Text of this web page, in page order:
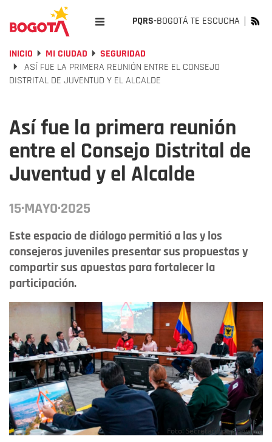
PQRS-BOGOTÁ TE ESCUCHA
INICIO MI CIUDAD
SEGURIDAD
ASÍ FUE LA PRIMERA REUNIÓN ENTRE EL CONSEJO
DISTRITAL DE JUVENTUD Y EL ALCALDE
Así fue la primera reunión
entre el Consejo Distrital de
Juventud y el Alcalde
15·MAYO·2025
Este espacio de diálogo permitió a las y los
consejeros juveniles presentar sus propuestas y
compartir sus apuestas para fortalecer la
participación.
Foto: Secretaría de Gobierno